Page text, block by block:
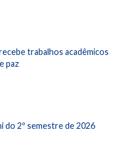
trabalhos acadêmicos
paz
do 2º semestre de 2026